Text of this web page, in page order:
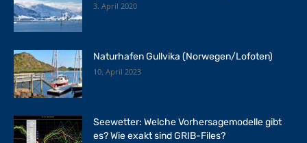
3. April 2020
Naturhafen Gullvika (Norwegen/Lofoten)
10. April 2023
Seewetter: Welche Vorhersagemodelle gibt
es? Wie exakt sind GRIB-Files?